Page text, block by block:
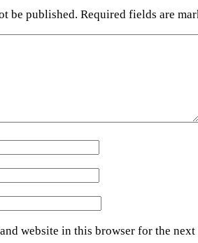
be published. Required fields are
website in this browser for the